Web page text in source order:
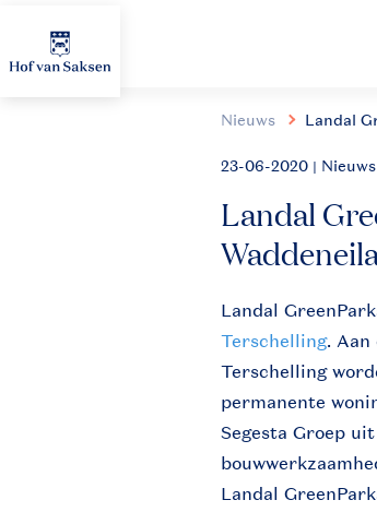
Nieuws Landal
23-06-2020 | Nieuws
Landal
Landal
Terschelling. Aan
Terschelling
permanente
Segesta Groep
Landal